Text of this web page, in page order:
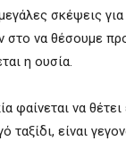
σκέψεις
να θέσουμε
η ουσία.
φαίνεται να
ταξίδι, είναι